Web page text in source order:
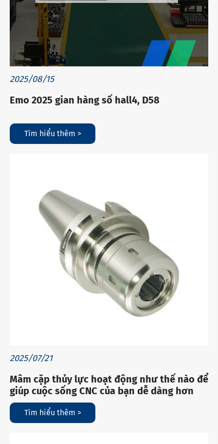
2025/08/15
Emo 2025 gian hàng số hall4, D58
Tìm hiểu thêm >
2025/07/21
Mâm cặp thủy lực hoạt động như thế nào để
giúp cuộc sống CNC của bạn dễ dàng hơn
Tìm hiểu thêm >